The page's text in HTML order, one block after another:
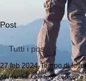
Post
Tutti i post
Tutti i post
Allenarsi al cammino: consigli
27 feb 2024 Tempo di